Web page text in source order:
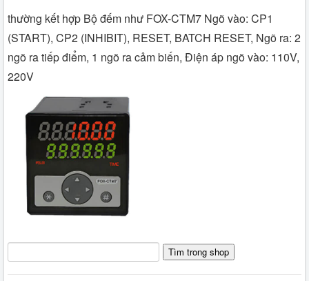
Liên hệ
Tin tức
thường kết hợp Bộ đếm như FOX-CTM7 Ngõ vào: CP1
(START), CP2 (INHIBIT), RESET, BATCH RESET, Ngõ ra: 2
ngõ ra tiếp điểm, 1 ngõ ra cảm biến, Điện áp ngõ vào: 110V,
220V